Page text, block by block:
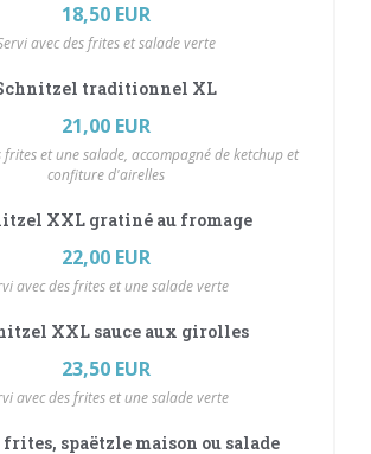
18,50 EUR
avec des frites et salade verte
traditionnel XL
21,00 EUR
frites et une salade, accompagné de ketchup et
confiture d'airelles
XXL gratiné au fromage
22,00 EUR
avec des frites et une salade verte
XXL sauce aux girolles
23,50 EUR
avec des frites et une salade verte
spaëtzle maison ou salade